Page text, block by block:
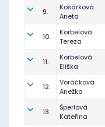
9.
Košárková
Aneta
10.
Korbelová
Tereza
11.
Korbelová
Eliška
12.
Voráčková
Anežka
13.
Šperlová
Kateřina